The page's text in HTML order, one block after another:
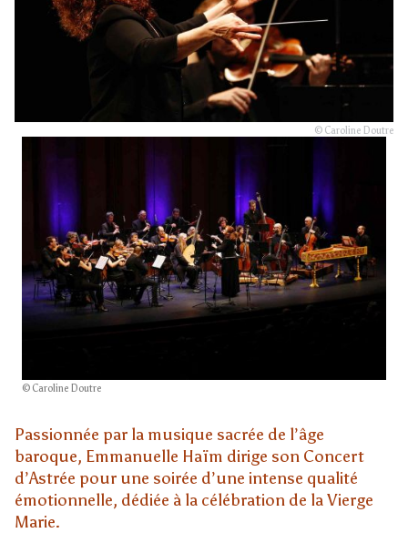
© Caroline Doutre
© Caroline Doutre
Passionnée par la musique sacrée de l’âge
baroque, Emmanuelle Haïm dirige son Concert
d’Astrée pour une soirée d’une intense qualité
émotionnelle, dédiée à la célébration de la Vierge
Marie.